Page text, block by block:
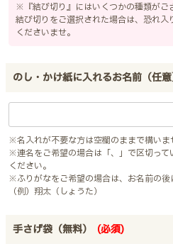
※『結び切り』にはいくつかの種類がご
結び切りをご選択された場合は、恐れ
くださいませ。
のし・かけ紙に入れるお名前（任意
※名入れが不要な方は空欄のままで構いま
※連名をご希望の場合は「、」で区切っ
ください。
※ふりがなをご希望の場合は、お名前の後
（例）翔太（しょうた）
手さげ袋（無料） (必須)